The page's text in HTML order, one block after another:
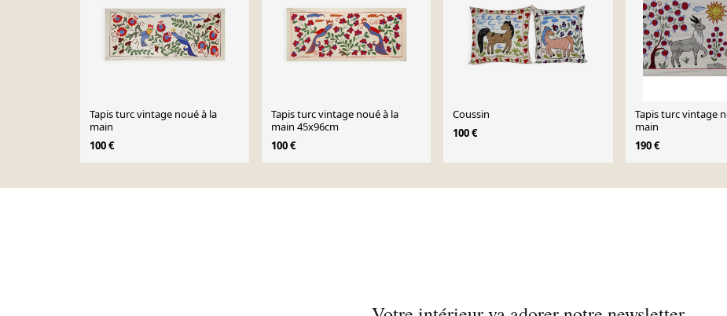
Tapis turc vintage noué à la
main
100 €
Tapis turc vintage noué à la
main 45x96cm
100 €
Coussin
100 €
Tapis turc vintage
main
190 €